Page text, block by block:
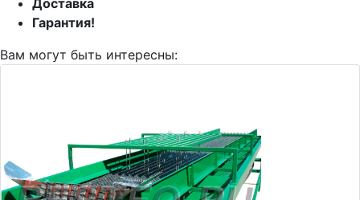
Доставка
Гарантия!
Вам могут быть интересны: